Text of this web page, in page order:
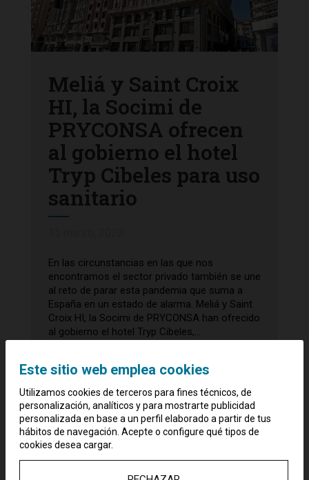
Meliá y Saint Croix
HI, la Socimi de
PRYCONSA ofrecen
al gobierno el hotel
Tryp Cibeles para uso
sanitario
En las circunstancias en las que nos
encontramos el sector privado también se une
al reto de parar esta pandemia que suma a
España en un estado de alarma. Meliá y Saint
Croix HI, la Socimi de PRYCONSA han ofrecido
al gobierno el hotel Tryp Cibeles,...
Este sitio web emplea cookies
Utilizamos cookies de terceros para fines técnicos, de
personalización, analíticos y para mostrarte publicidad
personalizada en base a un perfil elaborado a partir de tus
hábitos de navegación. Acepte o configure qué tipos de
cookies desea cargar.